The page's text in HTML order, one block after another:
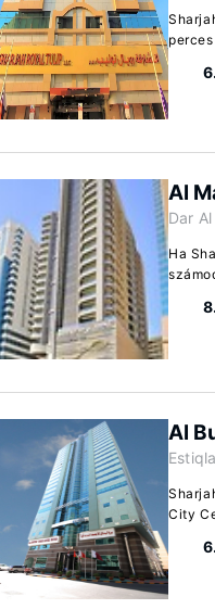
Al
Dar
Ha
Al
City